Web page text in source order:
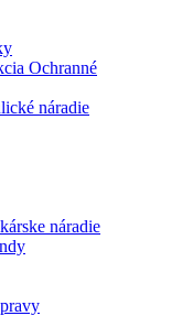
Ochranné
náradie
náradie